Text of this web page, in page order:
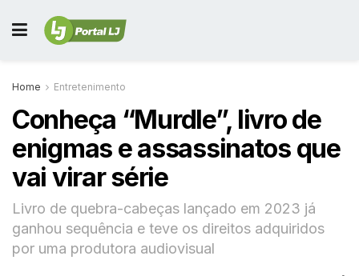
Home Entretenimento
Conheça “Murdle”, livro de
enigmas e assassinatos que
vai virar série
Livro de quebra-cabeças lançado em 2023 já
ganhou sequência e teve os direitos adquiridos
por uma produtora audiovisual